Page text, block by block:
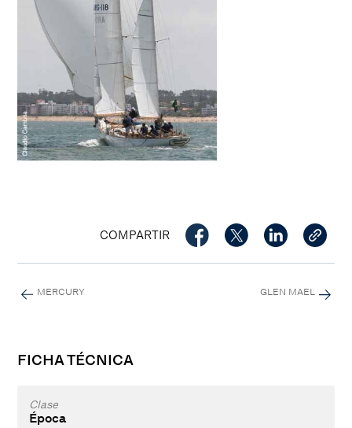
COMPARTIR
MERCURY GLEN MAEL
FICHA TÉCNICA
Clase
Época